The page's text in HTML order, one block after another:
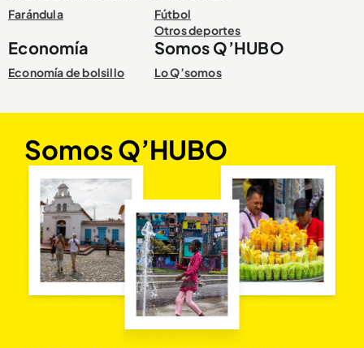
Farándula
Fútbol
Otros deportes
Economía
Economía de bolsillo
Somos Q’HUBO
Lo Q’somos
Somos Q’HUBO